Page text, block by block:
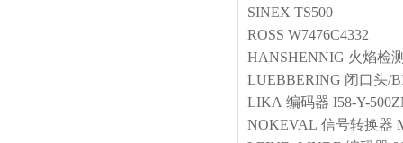
SINEX TS500
ROSS W7476C4332
HANSHENNIG 火焰检
LUEBBERING 闭口头/
LIKA 编码器 I58-Y-
NOKEVAL 信号转换器